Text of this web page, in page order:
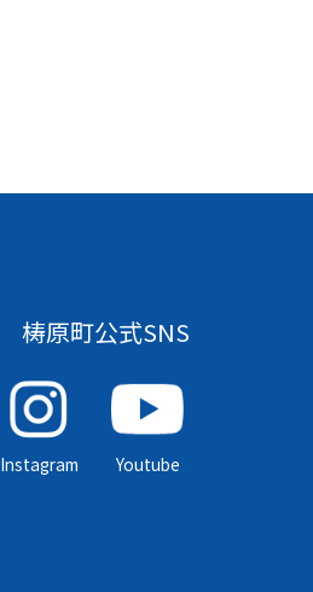
梼原町公式SNS
Instagram Youtube